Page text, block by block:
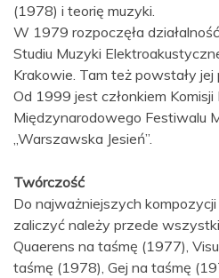
(1978) i teorię muzyki.
W 1979 rozpoczęła
Studiu Muzyki
Krakowie. Tam też powstały
Od 1999 jest członkiem
Międzynarodowego Festiwalu
„Warszawska Jesień”.
Twórczość
Do najważniejszych
zaliczyć należy przede
Quaerens na taśmę (1977),
taśmę (1978), Gej na taśmę